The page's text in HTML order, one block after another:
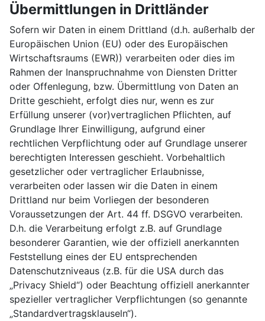
Übermittlungen in Drittländer
Sofern wir Daten in einem Drittland (d.h. außerhalb der
Europäischen Union (EU) oder des Europäischen
Wirtschaftsraums (EWR)) verarbeiten oder dies im
Rahmen der Inanspruchnahme von Diensten Dritter
oder Offenlegung, bzw. Übermittlung von Daten an
Dritte geschieht, erfolgt dies nur, wenn es zur
Erfüllung unserer (vor)vertraglichen Pflichten, auf
Grundlage Ihrer Einwilligung, aufgrund einer
rechtlichen Verpflichtung oder auf Grundlage unserer
berechtigten Interessen geschieht. Vorbehaltlich
gesetzlicher oder vertraglicher Erlaubnisse,
verarbeiten oder lassen wir die Daten in einem
Drittland nur beim Vorliegen der besonderen
Voraussetzungen der Art. 44 ff. DSGVO verarbeiten.
D.h. die Verarbeitung erfolgt z.B. auf Grundlage
besonderer Garantien, wie der offiziell anerkannten
Feststellung eines der EU entsprechenden
Datenschutzniveaus (z.B. für die USA durch das
„Privacy Shield“) oder Beachtung offiziell anerkannter
spezieller vertraglicher Verpflichtungen (so genannte
„Standardvertragsklauseln“).